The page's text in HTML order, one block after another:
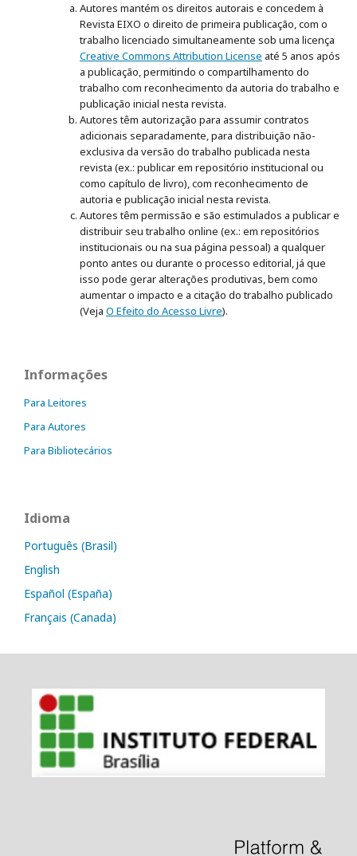
Autores mantém os direitos autorais e concedem à
Revista EIXO o direito de primeira publicação, com o
trabalho licenciado simultaneamente sob uma licença
Creative Commons Attribution License até 5 anos após
a publicação, permitindo o compartilhamento do
trabalho com reconhecimento da autoria do trabalho e
publicação inicial nesta revista.
Autores têm autorização para assumir contratos
adicionais separadamente, para distribuição não-
exclusiva da versão do trabalho publicada nesta
revista (ex.: publicar em repositório institucional ou
como capítulo de livro), com reconhecimento de
autoria e publicação inicial nesta revista.
Autores têm permissão e são estimulados a publicar e
distribuir seu trabalho online (ex.: em repositórios
institucionais ou na sua página pessoal) a qualquer
ponto antes ou durante o processo editorial, já que
isso pode gerar alterações produtivas, bem como
aumentar o impacto e a citação do trabalho publicado
(Veja O Efeito do Acesso Livre).
Informações
Para Leitores
Para Autores
Para Bibliotecários
Idioma
Português (Brasil)
English
Español (España)
Français (Canada)